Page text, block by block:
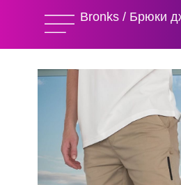
Bronks / Брюки